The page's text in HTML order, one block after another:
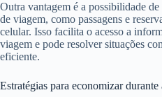
Outra vantagem é a possibilidade
de viagem, como passagens e
celular. Isso facilita o acesso a
viagem e pode resolver situações
eficiente.
Estratégias para economizar durante